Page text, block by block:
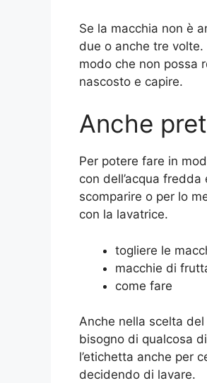
Se la macchia non è
due o anche tre
modo che non possa
nascosto e capire.
Anche
Per potere fare in
con dell’acqua
scomparire o per lo
con la lavatrice.
togliere le
macchie di
come fare
Anche nella scelta
bisogno di qualcosa
l’etichetta anche per
decidendo di lavare.